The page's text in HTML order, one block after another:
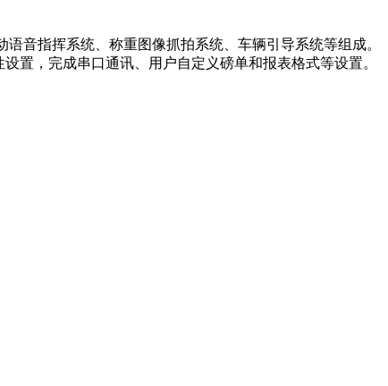
音指挥系统、称重图像抓拍系统、车辆引导系统等组成。
置，完成串口通讯、用户自定义磅单和报表格式等设置。